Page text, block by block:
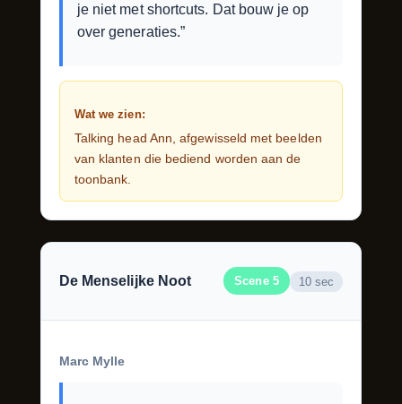
je niet met shortcuts. Dat bouw je op
over generaties.”
Wat we zien:
Talking head Ann, afgewisseld met beelden
van klanten die bediend worden aan de
toonbank.
Scene 5
De Menselijke Noot 10 sec
Marc Mylle